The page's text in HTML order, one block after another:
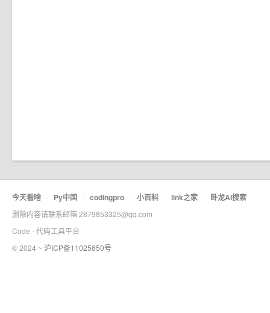
今天看啥 · Py中国 · codingpro · 小百科 · link之家 · 卧龙AI搜索
删除内容请联系邮箱 2879853325@qq.com
Code - 代码工具平台
© 2024 ~ 沪ICP备11025650号